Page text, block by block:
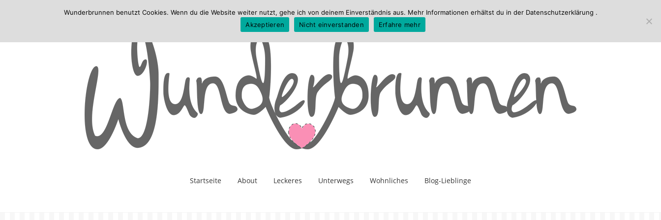
Startseite About Leckeres Unterwegs Wohnliches Blog-Lieblinge
Wunderbrunnen benutzt Cookies. Wenn du die Website weiter nutzt, gehe ich von deinem Einverständnis aus. Mehr Informationen erhältst du in der Datenschutzerklärung .
Akzeptieren
Nicht einverstanden Erfahre mehr